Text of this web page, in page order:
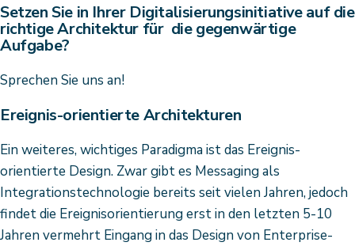
Setzen Sie in Ihrer Digitalisierungsinitiative auf die
richtige Architektur für die gegenwärtige
Aufgabe?
Sprechen Sie uns an!
Ereignis-orientierte Architekturen
Ein weiteres, wichtiges Paradigma ist das Ereignis-
orientierte Design. Zwar gibt es Messaging als
Integrationstechnologie bereits seit vielen Jahren, jedoch
findet die Ereignisorientierung erst in den letzten 5-10
Jahren vermehrt Eingang in das Design von Enterprise-